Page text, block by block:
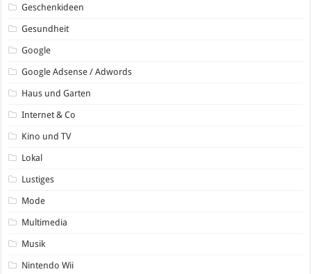
Geschenkideen
Gesundheit
Google
Google Adsense / Adwords
Haus und Garten
Internet & Co
Kino und TV
Lokal
Lustiges
Mode
Multimedia
Musik
Nintendo Wii